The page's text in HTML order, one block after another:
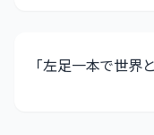
「左足一本で世界